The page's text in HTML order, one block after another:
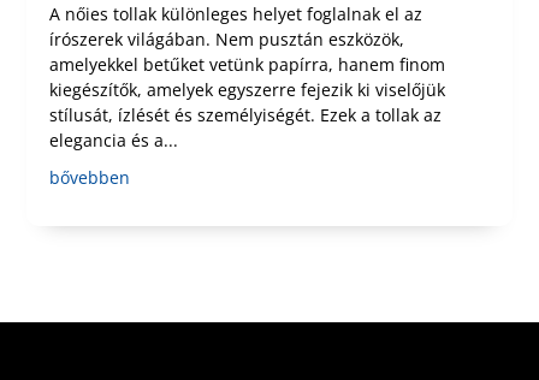
A nőies tollak különleges helyet foglalnak el az
írószerek világában. Nem pusztán eszközök,
amelyekkel betűket vetünk papírra, hanem finom
kiegészítők, amelyek egyszerre fejezik ki viselőjük
stílusát, ízlését és személyiségét. Ezek a tollak az
elegancia és a...
bővebben